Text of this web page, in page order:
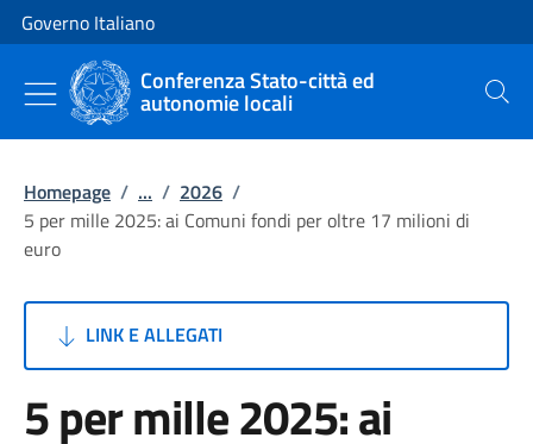
Vai al contenuto
Vai alla navigazione del sito
Governo Italiano
Conferenza Stato-città ed
autonomie locali Cerca
Homepage / ... / 2026 /
5 per mille 2025: ai Comuni fondi per oltre 17 milioni di
euro
LINK E ALLEGATI
5 per mille 2025: ai